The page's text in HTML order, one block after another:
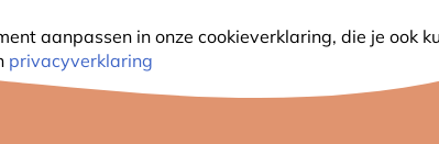
aanpassen in onze cookieverklaring, die je ook
privacyverklaring